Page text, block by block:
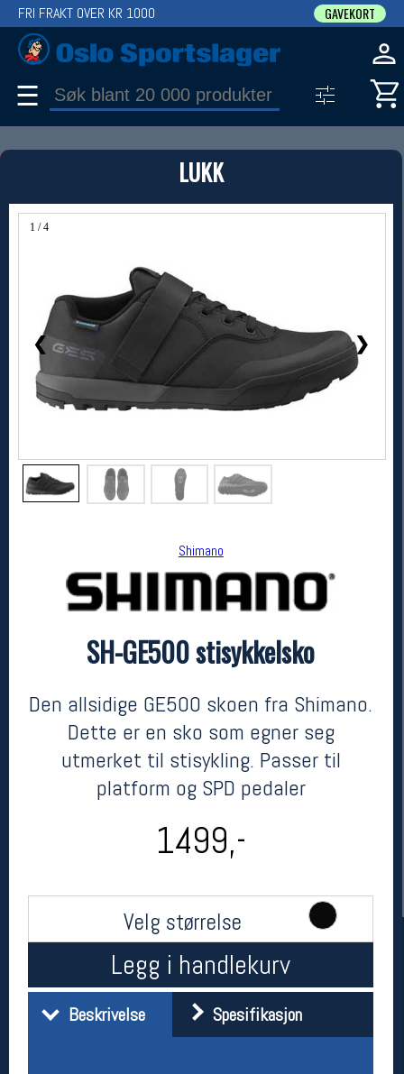
LUKK
1 / 4
❮ ❯
Shimano
SH-GE500 stisykkelsko
Den allsidige GE500 skoen fra Shimano.
Dette er en sko som egner seg
utmerket til stisykling. Passer til
platform og SPD pedaler
1499,-
Velg størrelse
Legg i handlekurv
Beskrivelse Spesifikasjon
FRI FRAKT OVER KR 1000 GAVEKORT
☰
PRODUKT
Produkter (1)
Bruk filter til å spisse søket
Shimano
kr 1499
Her finner du oss